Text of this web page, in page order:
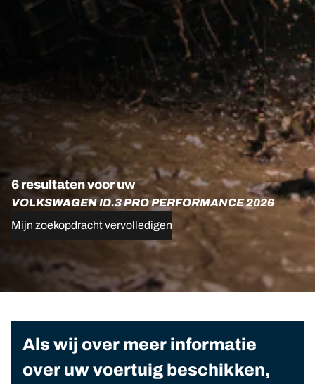
6 resultaten voor uw
VOLKSWAGEN ID.3 PRO PERFORMANCE 2026
Mijn zoekopdracht vervolledigen
Als wij over meer informatie
over uw voertuig beschikken,